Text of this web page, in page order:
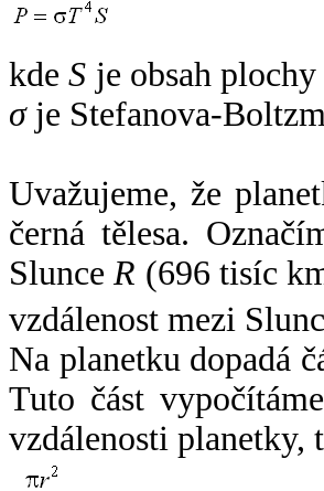
kdeS je obsah
σje Stefanova-
Uvažujeme, že
černá tělesa.
SlunceR (696 tisíc
vzdálenost mezi
Na planetku dopadá
Tuto část
vzdálenosti planetky,